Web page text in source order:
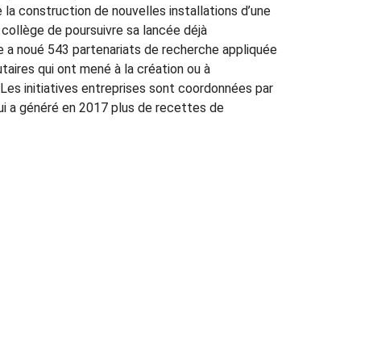
construction de nouvelles installations d’une
de poursuivre sa lancée déjà
noué 543 partenariats de recherche appliquée
qui ont mené à la création ou à
initiatives entreprises sont coordonnées par
a généré en 2017 plus de recettes de